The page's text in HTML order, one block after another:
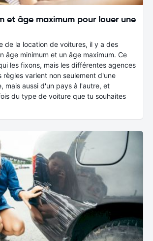
et âge maximum pour louer une
de la location de voitures, il y a des
âge minimum et un âge maximum. Ce
les fixons, mais les différentes agences
règles varient non seulement d'une
mais aussi d'un pays à l'autre, et
du type de voiture que tu souhaites